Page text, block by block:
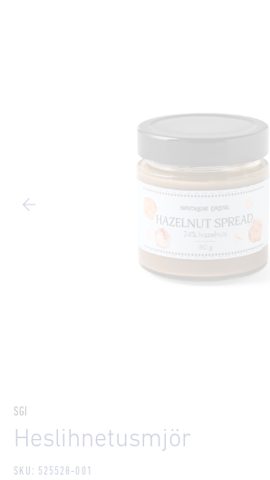
SGI
Heslihnetusmjör
SKU: 525528-001